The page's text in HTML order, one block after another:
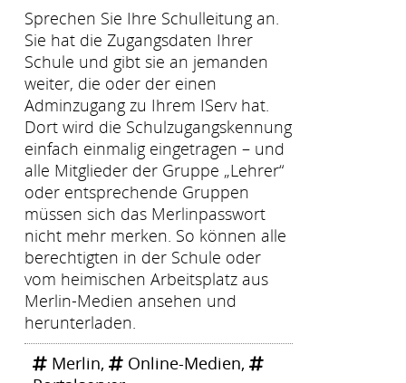
Sprechen Sie Ihre Schulleitung an.
Sie hat die Zugangsdaten Ihrer
Schule und gibt sie an jemanden
weiter, die oder der einen
Adminzugang zu Ihrem IServ hat.
Dort wird die Schulzugangskennung
einfach einmalig eingetragen – und
alle Mitglieder der Gruppe „Lehrer“
oder entsprechende Gruppen
müssen sich das Merlinpasswort
nicht mehr merken. So können alle
berechtigten in der Schule oder
vom heimischen Arbeitsplatz aus
Merlin-Medien ansehen und
herunterladen.
Merlin, Online-Medien,